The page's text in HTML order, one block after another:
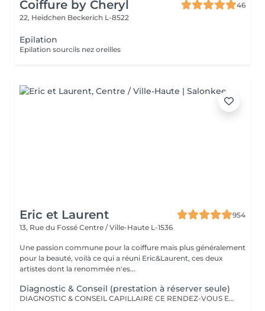
Coiffure by Cheryl
46
22, Heidchen Beckerich L-8522
Epilation
Epilation sourcils nez oreilles
Eric et Laurent
954
13, Rue du Fossé Centre / Ville-Haute L-1536
Une passion commune pour la coiffure mais plus généralement
pour la beauté, voilà ce qui a réuni Eric&Laurent, ces deux
artistes dont la renommée n'es...
Diagnostic & Conseil (prestation à réserver seule)
DIAGNOSTIC & CONSEIL CAPILLAIRE CE RENDEZ-VOUS EST EXCLUSIVEMENT RÉSERVÉ À UNE PREMIÈRE RENCONTRE AVEC NOTRE EXPERT CAPILLAIRE AFIN DE RÉALISER UN DIAGNOSTIC PERSONNALISÉ DE VOS CHEVEUX ET DE VOTRE CUIR CHEVELU. CETTE CONSULTATION DOIT ÊTRE RÉSERVÉE SEULE ET NE PEUT ÊTRE ASSOCIÉE À AUCUNE AUTRE PRESTATION OU RÉSERVATION. À L'ISSUE DE CET ÉCHANGE, UN ACCOMPAGNEMENT ET DES RECOMMANDATIONS ADAPTÉS À VOS BESOINS POURRONT VOUS ÊTRE PROPOSÉS. Diagnostic & Conseil Capillaire Prenez un moment privilégié pour échanger autour de vos cheveux, de vos envies et de vos habitudes. Lors de ce rendez-vous, nous réalisons un diagnostic personnalisé du cuir chevelu et de la fibre capillaire, nous vous orientons vers les coupes, couleurs et traitements les plus adaptés à votre image, à votre routine et à la beauté naturelle de vos cheveux. Nous vous apportons également des conseils personnalisés sur l'entretien à la maison ainsi que sur les produits les plus adaptés à vos besoins pour prolonger les résultats et préserver la beauté de vos cheveux au quotidien. Ce moment permet aussi de répondre à toutes vos questions et de construire ensemble un résultat entièrement sur mesure.